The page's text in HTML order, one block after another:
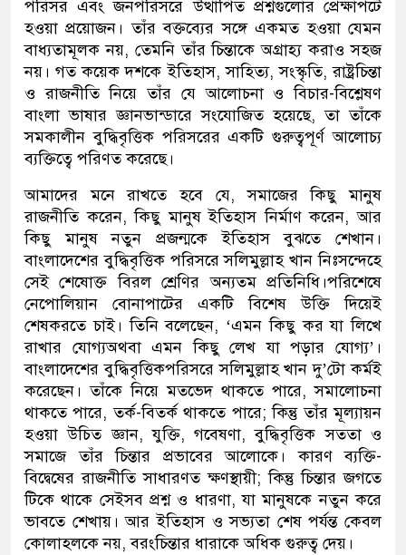
পরিসর এবং জনপরিসরে উত্থাপিত প্রশ্নগুলোর প্রেক্ষাপটে
হওয়া প্রয়োজন। তাঁর বক্তব্যের সঙ্গে একমত হওয়া যেমন
বাধ্যতামূলক নয়, তেমনি তাঁর চিন্তাকে অগ্রাহ্য করাও সহজ
নয়। গত কয়েক দশকে ইতিহাস, সাহিত্য, সংস্কৃতি, রাষ্ট্রচিন্তা
ও রাজনীতি নিয়ে তাঁর যে আলোচনা ও বিচার-বিশ্লেষণ
বাংলা ভাষার জ্ঞানভান্ডারে সংযোজিত হয়েছে, তা তাঁকে
সমকালীন বুদ্ধিবৃত্তিক পরিসরের একটি গুরুত্বপূর্ণ আলোচ্য
ব্যক্তিত্বে পরিণত করেছে।
আমাদের মনে রাখতে হবে যে,সমাজেরকিছু মানুষ
রাজনীতি করেন,কিছু মানুষ ইতিহাস নির্মাণ করেন,আর
কিছু মানুষনতুন প্রজন্মকে ইতিহাস বুঝতে শেখান।
বাংলাদেশের বুদ্ধিবৃত্তিক পরিসরে সলিমুল্লাহ খান নিঃসন্দেহে
সেই শেষোক্ত বিরল শ্রেণির অন্যতম প্রতিনিধি।পরিশেষে
নেপোলিয়ান
বোনাপাটের একটি বিশেষ উক্তি
দিয়েই
শেষকরতে চাই।তিনি বলেছেন, ‘এমন কিছু কর যা লিখে
রাখার যোগ্যঅথবা এমন কিছু লেখ যা পড়ার যোগ্য’।
বাংলাদেশের বুদ্ধিবৃত্তিকপরিসরে সলিমুল্লাহ খান দু’টো কর্মই
করেছেন।তাঁকে নিয়ে মতভেদ থাকতে পারে,সমালোচনা
থাকতে পারে,তর্ক-বিতর্ক থাকতে পারে;কিন্তুতাঁর মূল্যায়ন
হওয়া উচিতজ্ঞান,যুক্তি, গবেষণা, বুদ্ধিবৃত্তিক সততাও
সমাজে তাঁর চিন্তার প্রভাবের আলোকে। কারণ ব্যক্তি-
বিদ্বেষের রাজনীতিসাধারণতক্ষণস্থায়ী;কিন্তু চিন্তারজগতে
টিকে থাকে সেইসব প্রশ্ন ও ধারণা, যা মানুষকে নতুন করে
ভাবতে শেখায়। আরইতিহাস ওসভ্যতা শেষ পর্যন্ত কেবল
কোলাহলকে নয়,বরংচিন্তার ধারাকে অধিক গুরুত্ব দেয়।